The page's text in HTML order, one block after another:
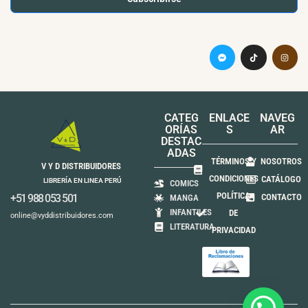
V Y D DISTRIBUIDORES
LIBRERÍA EN LINEA PERÚ
+51 988 053 501
online@vyddistribuidores.com
CATEG
ORÍAS
DESTAC
ADAS
COMICS
MANGA
INFANTILES
LITERATURA
ENLACE
S
TÉRMINOS Y
CONDICIONES
POLÍTICA
DE
PRIVACIDAD
NAVEG
AR
NOSOTROS
CATÁLOGO
CONTACTO